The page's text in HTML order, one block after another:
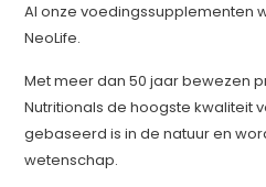
Al onze voedingssupplementen
NeoLife.
Met meer dan 50 jaar bewezen
Nutritionals de hoogste kwaliteit
gebaseerd is in de natuur en
wetenschap.